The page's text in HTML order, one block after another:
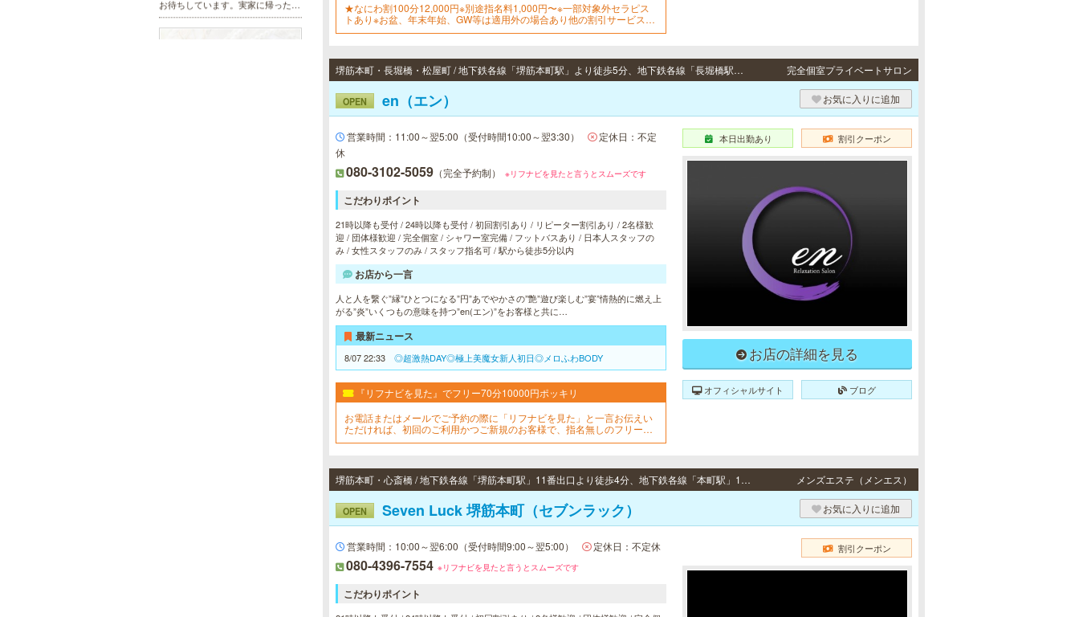
30代40代50代のミセスが日常を忘
れ、限られた時間の中で、時にプロ
フェッショナルに、時に恋人らしく
★なにわ割100分12,000円※別途指名料1,000円〜※一部対象外セラピス
トあり※お盆、年末年始、GW等は適用外の場合あり他の割引サービスと
併用不可
堺筋本町・長堀橋・松屋町 / 地下鉄各線「堺筋本町駅」より徒歩5分、地下鉄各線「長堀橋駅」より徒歩6分 完全個室プライベートサロン
OPEN en（エン） お気に入りに追加
営業時間：11:00～翌5:00（受付時間10:00～翌3:30）
定休日：不定
休
080-3102-5059 （完全予約制） ※リフナビを見たと言うとスムーズです
こだわりポイント
21時以降も受付 / 24時以降も受付 / 初回割引あり / リピーター割引あり / 2名様歓
迎 / 団体様歓迎 / 完全個室 / シャワー室完備 / フットバスあり / 日本人スタッフの
み / 女性スタッフのみ / スタッフ指名可 / 駅から徒歩5分以内
お店から一言
人と人を繋ぐ”縁”ひとつになる”円”あでやかさの”艶”遊び楽しむ”宴”情熱的に燃え上
がる”炎”いくつもの意味を持つ”en(エン)”をお客様と共に…
最新ニュース
8/07 22:33 ◎超激熱DAY◎極上美魔女新人初日◎メロふわBODY
『リフナビを見た』でフリー70分10000円ポッキリ
お電話またはメールでご予約の際に「リフナビを見た」と一言お伝えい
ただければ、初回のご利用かつご新規のお客様で、指名無しのフリーで
のご案内の場合は通常12000円を10000円にてご案内させていただきま
本日出勤あり 割引クーポン
お店の詳細を見る
オフィシャルサイト ブログ
堺筋本町・心斎橋 / 地下鉄各線「堺筋本町駅」11番出口より徒歩4分、地下鉄各線「本町駅」12番出口より徒歩4分・地下鉄各線「心斎橋駅」より徒歩5分 メンズエステ（メンエス）
OPEN Seven Luck 堺筋本町（セブンラック） お気に入りに追加
営業時間：10:00～翌6:00（受付時間9:00～翌5:00） 定休日：不定休
080-4396-7554 ※リフナビを見たと言うとスムーズです
こだわりポイント
割引クーポン